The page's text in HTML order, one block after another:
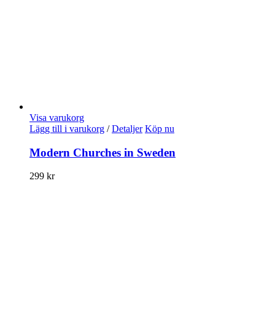
Visa varukorg
Lägg till i varukorg / Detaljer Köp nu
Modern Churches in Sweden
299 kr